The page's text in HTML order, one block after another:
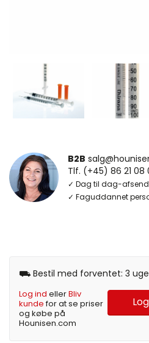
B2B
Tlf. (+45) 86 21 08
✓ Dag til dag-
✓ Faguddannet
⛟ Bestil med forventet: 3
Log ind ellerBliv
kundefor at se priser
og købe på
Hounisen.com